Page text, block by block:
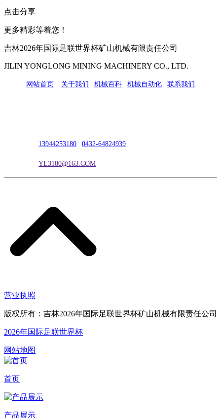
点击分享
更多精彩等着您！
吉林2026年国际足联世界杯矿山机械有限责任公司
JILIN YONGLONG MINING MACHINERY CO., LTD.
网站首页 关于我们 机械百科 机械自动化 联系我们
13944253180 0432-64824939
YL3180@163.COM
营业执照
版权所有：吉林2026年国际足联世界杯矿山机械有限责任公司
2026年国际足联世界杯
网站地图
首页
产品展示